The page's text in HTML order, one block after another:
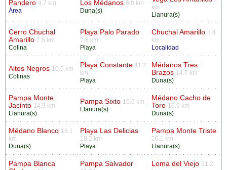
Pandero 4.7 km
Área
Los Médanos 6.8 km
Duna(s)
km
Llanura(s)
Cerro Chuchal
Amarillo 7.6 km
Colina
Playa Palo Parado
7.8 km
Playa
Chuchal Amarillo 8.4
km
Localidad
Altos Negros 10.5 km
Colinas
Playa Constante 11.2
km
Playa
Médanos Tres
Brazos 14.7 km
Duna(s)
Pampa Monte
Jacinto 14.9 km
Llanura(s)
Pampa Sixto 16.6 km
Llanura(s)
Médano Cacho de
Toro 16.9 km
Duna(s)
Médano Blanco 18.1
km
Duna(s)
Playa Las Delicias
18.2 km
Playa
Pampa Monte Triste
20.1 km
Llanura(s)
Pampa Blanca
Pampa Salvador Loma del Viejo 21.2